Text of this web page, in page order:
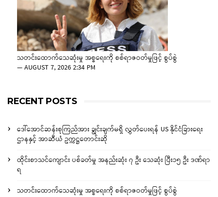
သတင်းထောက်သေဆုံးမှု အစ္စရေးကို စစ်ရာဇဝတ်မှုဖြင့် စွပ်စွဲ
—AUGUST 7, 2026 2:34 PM
RECENT POSTS
ဒေါ်အောင်ဆန်းစုကြည်အား ချွင်းချက်မရှိ လွှတ်ပေးရန် US နိုင်ငံခြားရေး
ဌာနနှင့် အာဆီယံ ဥက္ကဋ္ဌတောင်းဆို
ထိုင်းစာသင်ကျောင်း ပစ်ခတ်မှု အနည်းဆုံး ၇ ဦး သေဆုံး ပြီး၁၅ ဦး ဒဏ်ရာ
ရ
သတင်းထောက်သေဆုံးမှု အစ္စရေးကို စစ်ရာဇဝတ်မှုဖြင့် စွပ်စွဲ